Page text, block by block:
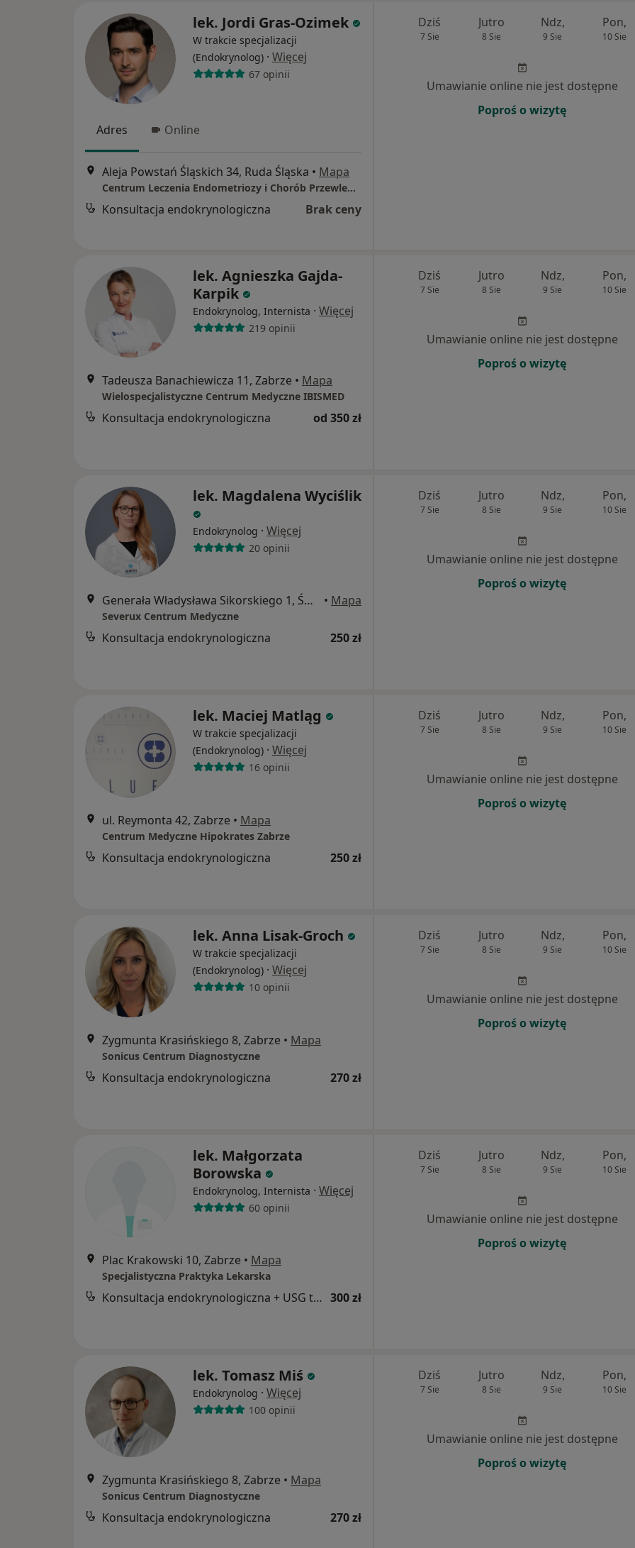
lek. Jordi Gras-Ozimek
W trakcie specjalizacji
(Endokrynolog) · Więcej
67 opinii
Adres Online
Aleja Powstań Śląskich 34, Ruda Śląska • Mapa
Centrum Leczenia Endometriozy i Chorób Przewlekłych im. K. Wójtowicza
Konsultacja endokrynologiczna Brak ceny
Dziś
7 Sie
Jutro
8 Sie
Ndz,
9 Sie
Pon,
10 Sie
Umawianie online nie jest dostępne
Poproś o wizytę
lek. Agnieszka Gajda-
Karpik
Endokrynolog, Internista · Więcej
219 opinii
Tadeusza Banachiewicza 11, Zabrze • Mapa
Wielospecjalistyczne Centrum Medyczne IBISMED
Konsultacja endokrynologiczna od 350 zł
Dziś
7 Sie
Jutro
8 Sie
Ndz,
9 Sie
Pon,
10 Sie
Umawianie online nie jest dostępne
Poproś o wizytę
lek. Magdalena Wyciślik
Endokrynolog · Więcej
20 opinii
Generała Władysława Sikorskiego 1, Świętochłowice • Mapa
Severux Centrum Medyczne
Konsultacja endokrynologiczna 250 zł
Dziś
7 Sie
Jutro
8 Sie
Ndz,
9 Sie
Pon,
10 Sie
Umawianie online nie jest dostępne
Poproś o wizytę
lek. Maciej Matląg
W trakcie specjalizacji
(Endokrynolog) · Więcej
16 opinii
ul. Reymonta 42, Zabrze • Mapa
Centrum Medyczne Hipokrates Zabrze
Konsultacja endokrynologiczna 250 zł
Dziś
7 Sie
Jutro
8 Sie
Ndz,
9 Sie
Pon,
10 Sie
Umawianie online nie jest dostępne
Poproś o wizytę
lek. Anna Lisak-Groch
W trakcie specjalizacji
(Endokrynolog) · Więcej
10 opinii
Zygmunta Krasińskiego 8, Zabrze • Mapa
Sonicus Centrum Diagnostyczne
Konsultacja endokrynologiczna 270 zł
Dziś
7 Sie
Jutro
8 Sie
Ndz,
9 Sie
Pon,
10 Sie
Umawianie online nie jest dostępne
Poproś o wizytę
lek. Małgorzata
Borowska
Endokrynolog, Internista · Więcej
60 opinii
Plac Krakowski 10, Zabrze • Mapa
Specjalistyczna Praktyka Lekarska
Konsultacja endokrynologiczna + USG tarczycy 300 zł
Dziś
7 Sie
Jutro
8 Sie
Ndz,
9 Sie
Pon,
10 Sie
Umawianie online nie jest dostępne
Poproś o wizytę
lek. Tomasz Miś
Endokrynolog · Więcej
100 opinii
Zygmunta Krasińskiego 8, Zabrze • Mapa
Sonicus Centrum Diagnostyczne
Konsultacja endokrynologiczna 270 zł
Dziś
7 Sie
Jutro
8 Sie
Ndz,
9 Sie
Pon,
10 Sie
Umawianie online nie jest dostępne
Poproś o wizytę